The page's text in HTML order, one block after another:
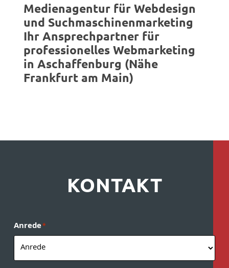
Medienagentur für Webdesign
und Suchmaschinenmarketing
Ihr Ansprechpartner für
professionelles Webmarketing
in Aschaffenburg (Nähe
Frankfurt am Main)
KONTAKT
Anrede*